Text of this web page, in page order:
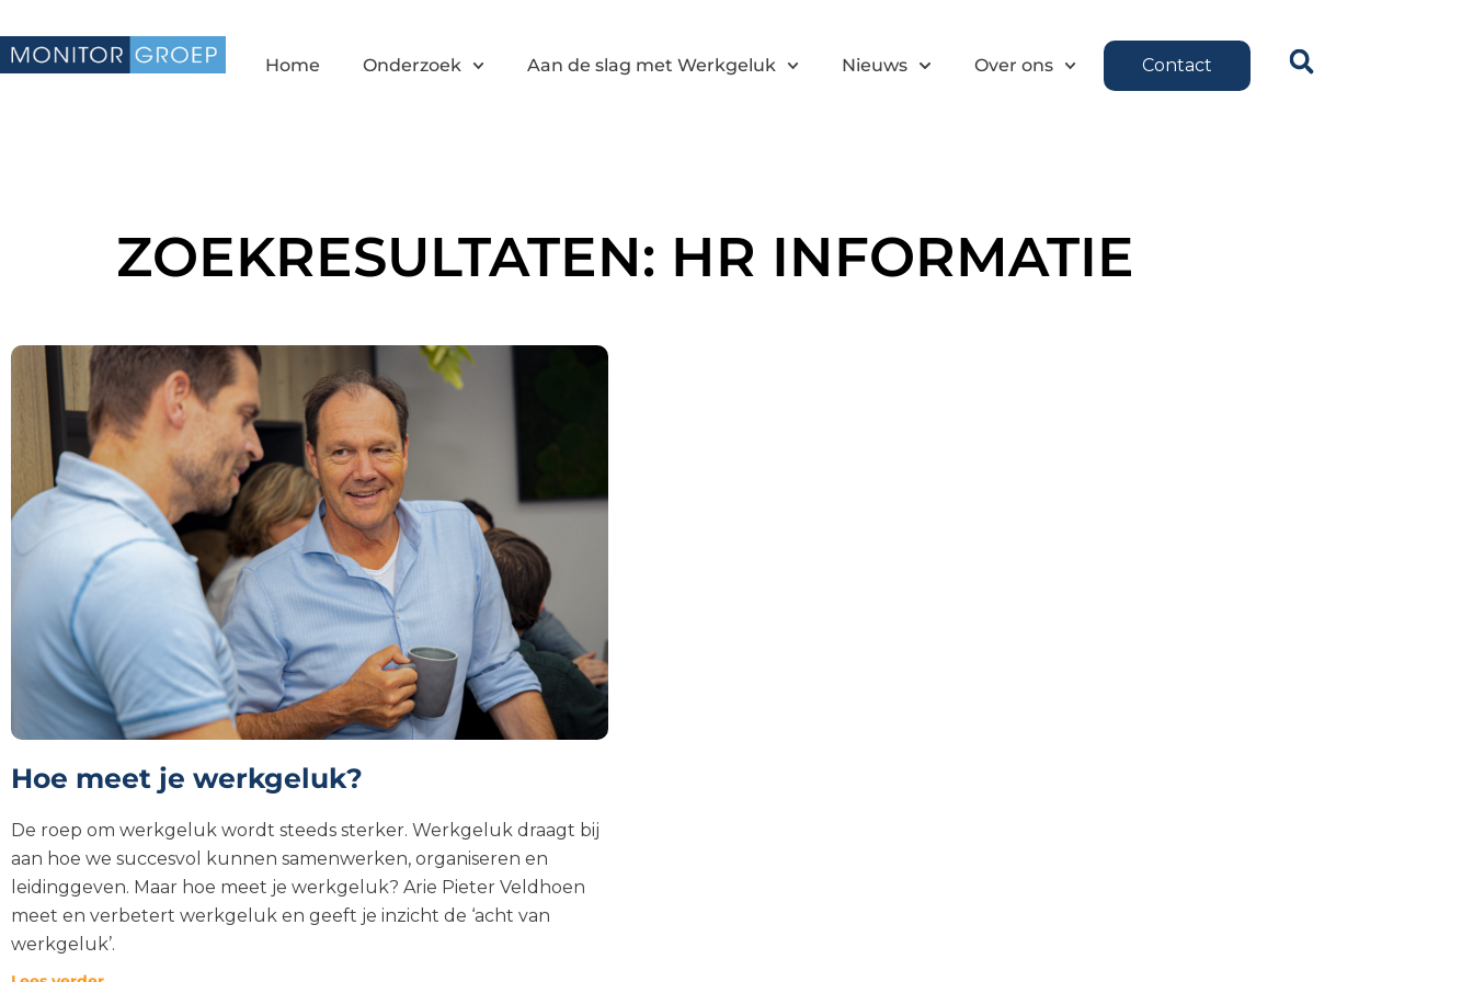
Home Onderzoek Aan de slag met Werkgeluk Nieuws Over ons Contact
ZOEKRESULTATEN: HR INFORMATIE
Hoe meet je werkgeluk?
De roep om werkgeluk wordt steeds sterker. Werkgeluk draagt bij
aan hoe we succesvol kunnen samenwerken, organiseren en
leidinggeven. Maar hoe meet je werkgeluk? Arie Pieter Veldhoen
meet en verbetert werkgeluk en geeft je inzicht de ‘acht van
werkgeluk’.